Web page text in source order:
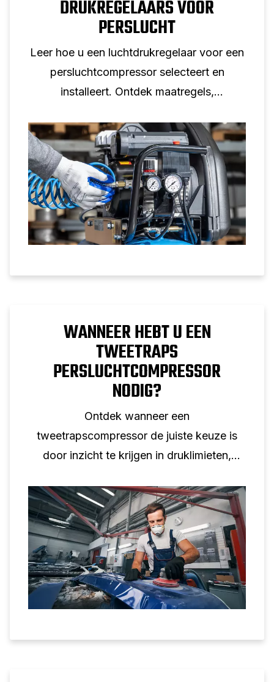
DRUKREGELAARS VOOR
PERSLUCHT
Leer hoe u een luchtdrukregelaar voor een
persluchtcompressor selecteert en
installeert. Ontdek maatregels,
betrouwbare luchtdrukregeling.
WANNEER HEBT U EEN
TWEETRAPS
PERSLUCHTCOMPRESSOR
NODIG?
Ontdek wanneer een
tweetrapscompressor de juiste keuze is
door inzicht te krijgen in druklimieten,
toepassingen.